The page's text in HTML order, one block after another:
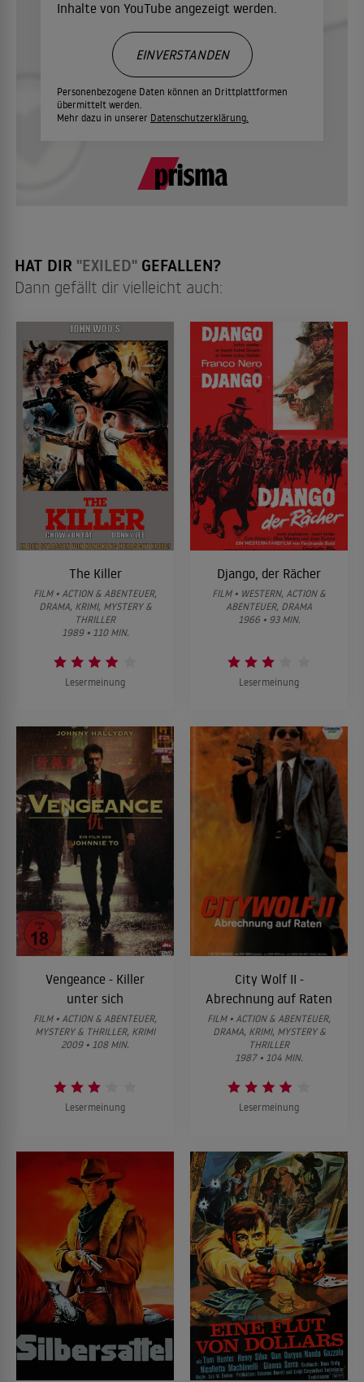
Inhalte von YouTube angezeigt werden.
Personenbezogene Daten können an Drittplattformen
übermittelt werden.
Mehr dazu in unserer Datenschutzerklärung.
EINVERSTANDEN
HAT DIR "EXILED" GEFALLEN?
Dann gefällt dir vielleicht auch:
The Killer
FILM • ACTION & ABENTEUER,
DRAMA, KRIMI, MYSTERY &
THRILLER
1989 • 110 MIN.
Lesermeinung
Django, der Rächer
FILM • WESTERN, ACTION &
ABENTEUER, DRAMA
1966 • 93 MIN.
Lesermeinung
Vengeance - Killer
unter sich
FILM • ACTION & ABENTEUER,
MYSTERY & THRILLER, KRIMI
2009 • 108 MIN.
Lesermeinung
City Wolf II -
Abrechnung auf Raten
FILM • ACTION & ABENTEUER,
DRAMA, KRIMI, MYSTERY &
THRILLER
1987 • 104 MIN.
Lesermeinung